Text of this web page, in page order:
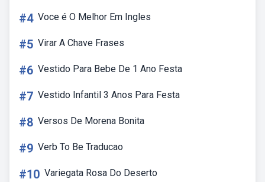
#4 Voce é O Melhor Em Ingles
#5 Virar A Chave Frases
#6 Vestido Para Bebe De 1 Ano Festa
#7 Vestido Infantil 3 Anos Para Festa
#8 Versos De Morena Bonita
#9 Verb To Be Traducao
#10 Variegata Rosa Do Deserto